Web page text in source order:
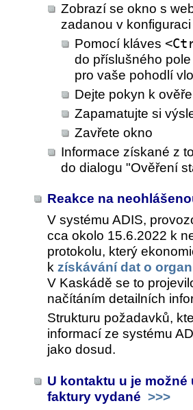
Zobrazí se okno s
zadanou v
Pomocí kláves
do příslušného
pro vaše pohodlí
Dejte pokyn k
Zapamatujte si
Zavřete okno
Informace získané z
do dialogu "Ověření
Reakce na
V systému ADIS,
cca okolo 15.6.2022 k
protokolu, který
k získávání dat o
V Kaskádě se to
načítáním detailních
Strukturu požadavků,
informací ze systému
jako dosud.
U kontaktu u je
faktury vydané >>>